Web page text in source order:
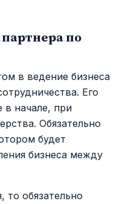
по
в ведение бизнеса
Его
в начале, при
Обязательно
будет
бизнеса между
то обязательно